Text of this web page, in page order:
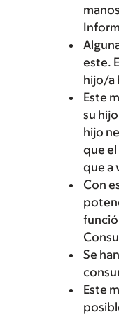
este.
hijo/a
Este
su
hijo
que
que a
Con
Se
Este